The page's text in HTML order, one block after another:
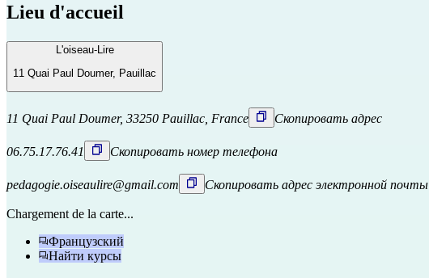
Lieu d'accueil
L'oiseau-Lire
11 Quai Paul Doumer, Pauillac
11 Quai Paul Doumer, 33250 Pauillac, France Скопировать адрес
06.75.17.76.41 Скопировать номер телефона
pedagogie.oiseaulire@gmail.com Скопировать адрес электронной почты
Chargement de la carte...
Французский
Найти курсы